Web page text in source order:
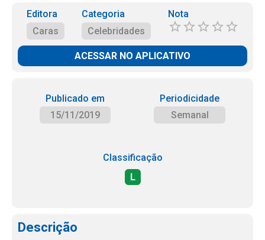
Editora
Caras
Categoria
Celebridades
Nota
ACESSAR NO APLICATIVO
Publicado em
15/11/2019
Periodicidade
Semanal
Classificação
L
Descrição